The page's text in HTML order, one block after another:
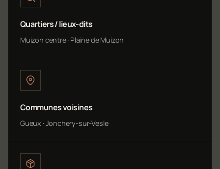
Quartiers / lieux-dits
Muizon centre · Plaine de Muizon
Communes voisines
Gueux · Jonchery-sur-Vesle